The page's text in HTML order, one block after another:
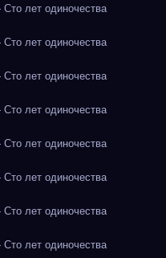
лет одиночества
лет одиночества
лет одиночества
лет одиночества
лет одиночества
лет одиночества
лет одиночества
лет одиночества